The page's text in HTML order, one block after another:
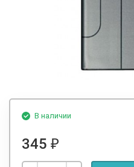
В наличии
345 ₽